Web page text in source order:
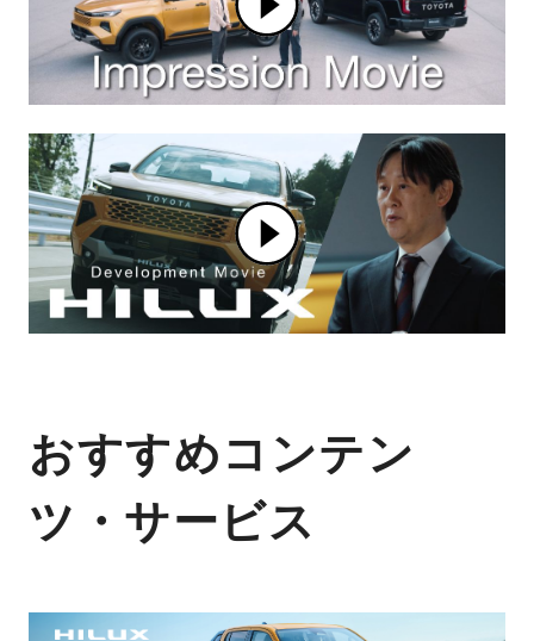
おすすめコンテン
ツ・サービス